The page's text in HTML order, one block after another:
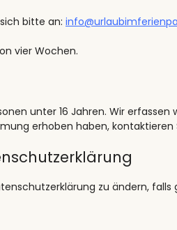
bitte an:
vier Wochen.
unter 16 Jahren. Wir
erhoben haben,
zu ändern,